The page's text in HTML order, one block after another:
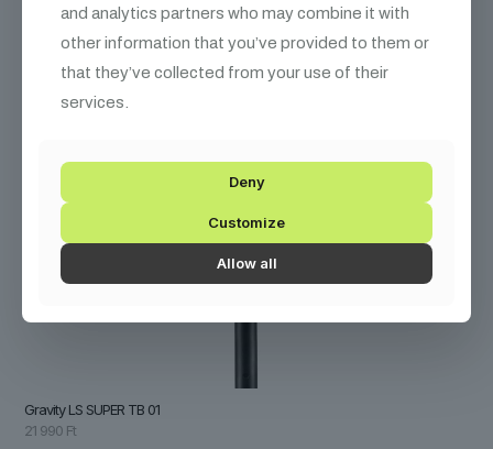
Gravity LS SUPER TB 01
21 990 Ft
and analytics partners who may combine it with
other information that you’ve provided to them or
that they’ve collected from your use of their
services.
Deny
Customize
Allow all